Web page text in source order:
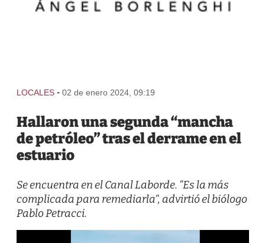
LOCALES - 02 de enero 2024, 09:19
Hallaron una segunda “mancha
de petróleo” tras el derrame en el
estuario
Se encuentra en el Canal Laborde. “Es la más
complicada para remediarla”, advirtió el biólogo
Pablo Petracci.